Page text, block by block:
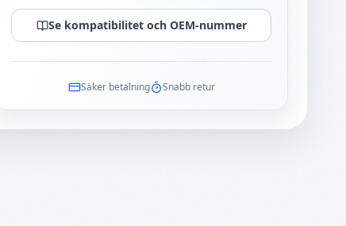
Se kompatibilitet och OEM-nummer
Säker betalning Snabb retur